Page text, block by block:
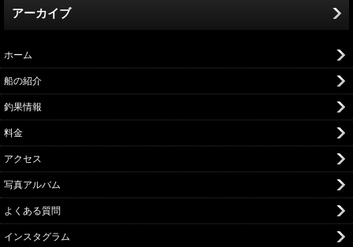
アーカイブ
ホーム
船の紹介
釣果情報
料金
アクセス
写真アルバム
よくある質問
インスタグラム